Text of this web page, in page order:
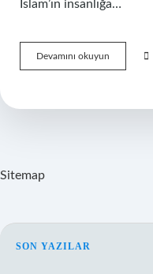
İslam’ın insanlığa…
Devamını okuyun
Kaça
Sitemap
SIDEBAR
SON YAZILAR